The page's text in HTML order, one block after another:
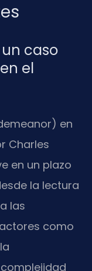
caso
el
en
Charles
en un plazo
la lectura
las
como